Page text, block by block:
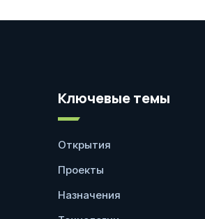
Ключевые темы
Открытия
Проекты
Назначения